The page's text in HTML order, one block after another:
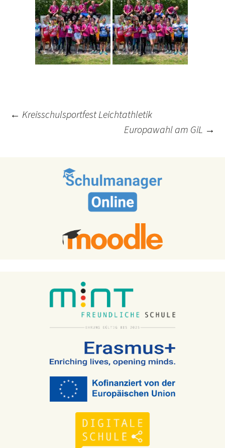
Post
← Kreisschulsportfest Leichtathletik
Europawahl am GiL →